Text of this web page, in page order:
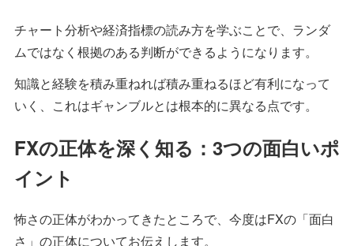
チャート分析や経済指標の読み方を学ぶことで、ランダ
ムではなく根拠のある判断ができるようになります。
知識と経験を積み重ねれば積み重ねるほど有利になって
いく、これはギャンブルとは根本的に異なる点です。
FXの正体を深く知る：3つの面白いポ
イント
怖さの正体がわかってきたところで、今度はFXの「面白
さ」の正体についてお伝えします。